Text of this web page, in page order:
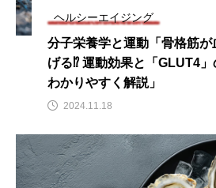
ヘルシーエイジング
分子栄養学と運動「骨格筋が
げる⁉ 運動効果と「GLUT4
わかりやすく解説」
2024.11.18